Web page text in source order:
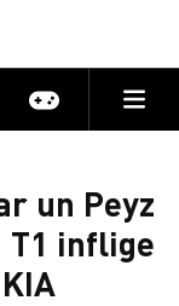
Actu jeux
un Peyz
T1 inflige